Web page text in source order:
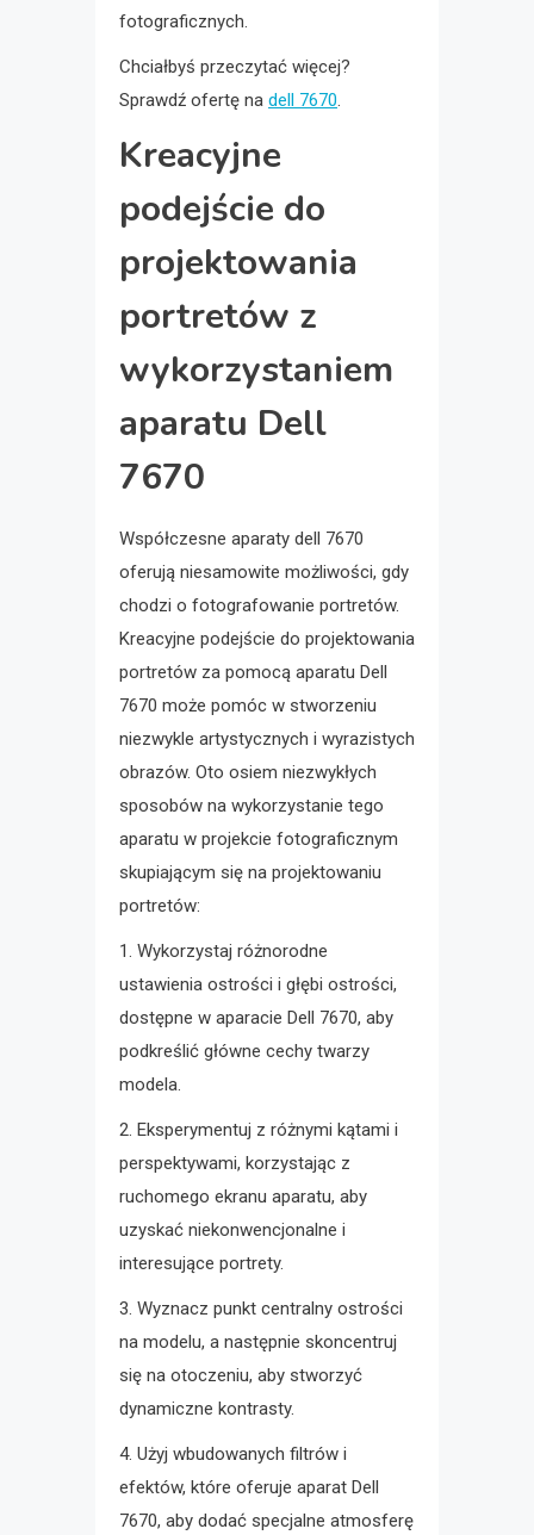
fotograficznych.
Chciałbyś przeczytać więcej?
Sprawdź ofertę na dell 7670.
Kreacyjne
podejście do
projektowania
portretów z
wykorzystaniem
aparatu Dell
7670
Współczesne aparaty dell 7670
oferują niesamowite możliwości, gdy
chodzi o fotografowanie portretów.
Kreacyjne podejście do projektowania
portretów za pomocą aparatu Dell
7670 może pomóc w stworzeniu
niezwykle artystycznych i wyrazistych
obrazów. Oto osiem niezwykłych
sposobów na wykorzystanie tego
aparatu w projekcie fotograficznym
skupiającym się na projektowaniu
portretów:
1. Wykorzystaj różnorodne
ustawienia ostrości i głębi ostrości,
dostępne w aparacie Dell 7670, aby
podkreślić główne cechy twarzy
modela.
2. Eksperymentuj z różnymi kątami i
perspektywami, korzystając z
ruchomego ekranu aparatu, aby
uzyskać niekonwencjonalne i
interesujące portrety.
3. Wyznacz punkt centralny ostrości
na modelu, a następnie skoncentruj
się na otoczeniu, aby stworzyć
dynamiczne kontrasty.
4. Użyj wbudowanych filtrów i
efektów, które oferuje aparat Dell
7670, aby dodać specjalne atmosferę